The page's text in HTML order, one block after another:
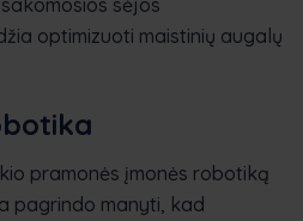
optimizuoti maistinių augalų
pramonės įmonės robotiką
pagrindo manyti, kad